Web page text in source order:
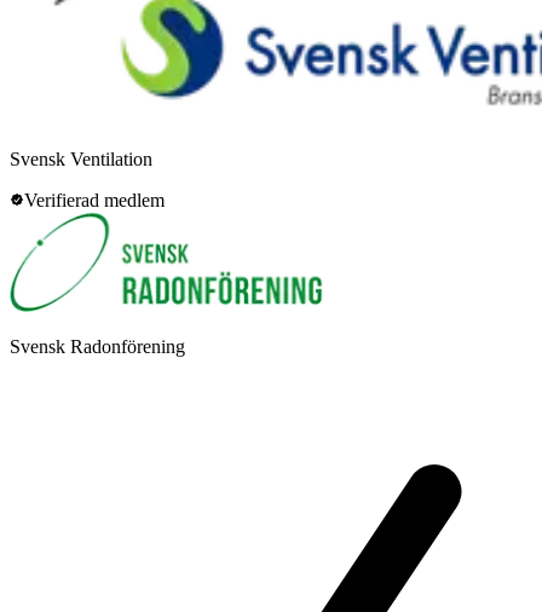
Svensk Ventilation
Verifierad medlem
Svensk Radonförening